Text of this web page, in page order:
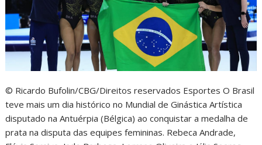
© Ricardo Bufolin/CBG/Direitos reservados Esportes O Brasil
teve mais um dia histórico no Mundial de Ginástica Artística
disputado na Antuérpia (Bélgica) ao conquistar a medalha de
prata na disputa das equipes femininas. Rebeca Andrade,